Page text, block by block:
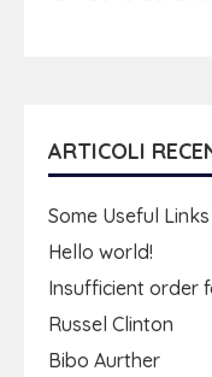
ARTICOLI
Some Useful
Hello world!
Insufficient order
Russel Clinton
Bibo Aurther